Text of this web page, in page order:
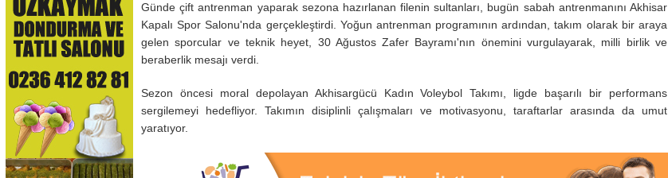
Günde çift antrenman yaparak sezona hazırlanan filenin sultanları, bugün sabah antrenmanını Akhisar
Kapalı Spor Salonu'nda gerçekleştirdi. Yoğun antrenman programının ardından, takım olarak bir araya
gelen sporcular ve teknik heyet, 30 Ağustos Zafer Bayramı'nın önemini vurgulayarak, milli birlik ve
beraberlik mesajı verdi.
Sezon öncesi moral depolayan Akhisargücü Kadın Voleybol Takımı, ligde başarılı bir performans
sergilemeyi hedefliyor. Takımın disiplinli çalışmaları ve motivasyonu, taraftarlar arasında da umut
yaratıyor.